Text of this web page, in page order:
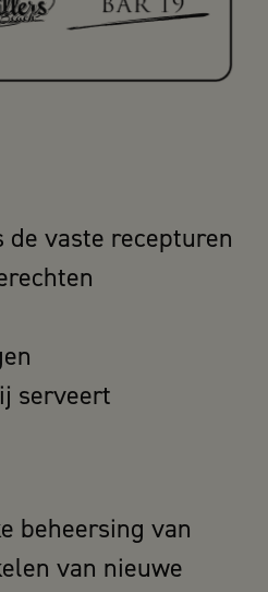
vaste recepturen
serveert
beheersing van
van nieuwe